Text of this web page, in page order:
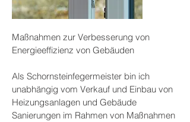
Maßnahmen zur Verbesserung von
Energieeffizienz von Gebäuden
Als Schornsteinfegermeister bin ich
unabhängig vom Verkauf und Einbau von
Heizungsanlagen und Gebäude
Sanierungen im Rahmen von Maßnahmen